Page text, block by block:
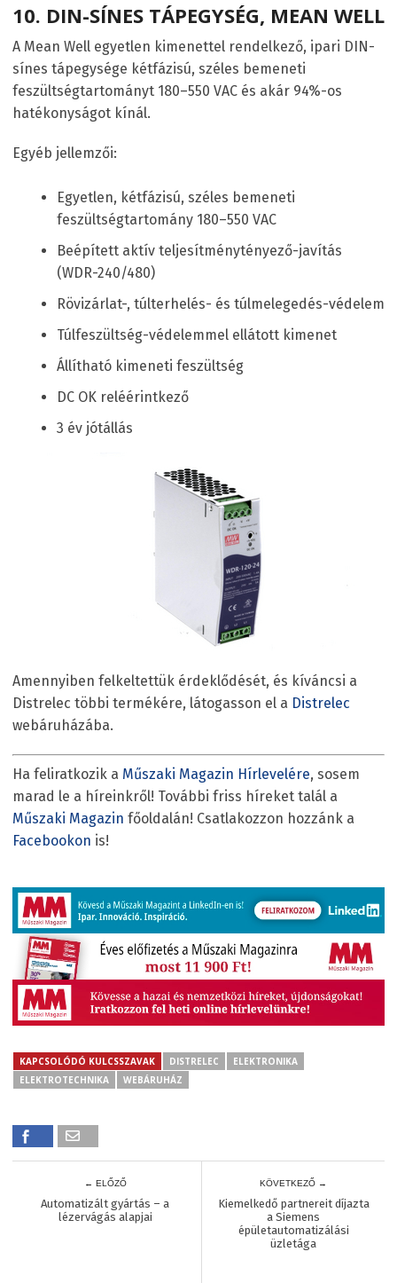
10. DIN-SÍNES TÁPEGYSÉG, MEAN WELL
A Mean Well egyetlen kimenettel rendelkező, ipari DIN-
sínes tápegysége kétfázisú, széles bemeneti
feszültségtartományt 180–550 VAC és akár 94%-os
hatékonyságot kínál.
Egyéb jellemzői:
Egyetlen, kétfázisú, széles bemeneti
feszültségtartomány 180–550 VAC
Beépített aktív teljesítménytényező-javítás
(WDR-240/480)
Rövizárlat-, túlterhelés- és túlmelegedés-védelem
Túlfeszültség-védelemmel ellátott kimenet
Állítható kimeneti feszültség
DC OK reléérintkező
3 év jótállás
Amennyiben felkeltettük érdeklődését, és kíváncsi a
Distrelec többi termékére, látogasson el a Distrelec
webáruházába.
Ha feliratkozik a Műszaki Magazin Hírlevelére, sosem
marad le a híreinkről! További friss híreket talál a
Műszaki Magazin főoldalán! Csatlakozzon hozzánk a
Facebookon is!
KAPCSOLÓDÓ KULCSSZAVAK DISTRELEC
ELEKTRONIKA
ELEKTROTECHNIKA
WEBÁRUHÁZ
← ELŐZŐ
Automatizált gyártás – a
lézervágás alapjai
KÖVETKEZŐ →
Kiemelkedő partnereit díjazta
a Siemens
épületautomatizálási
üzletága